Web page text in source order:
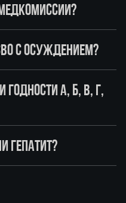
С ОСУЖДЕНИЕМ?
ГОДНОСТИ А, Б, В, Г,
ГЕПАТИТ?